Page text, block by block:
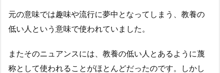
元の意味では趣味や流行に夢中となってしまう、教養の
低い人という意味で使われていました。
またそのニュアンスには、教養の低い人とあるように蔑
称として使われることがほとんどだったのです。しかし